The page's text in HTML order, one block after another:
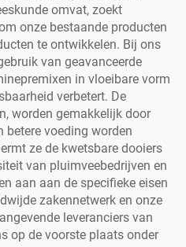
omvat, zoekt
onze bestaande producten
te ontwikkelen. Bij ons
van geavanceerde
in vloeibare vorm
verbetert. De
worden gemakkelijk door
betere voeding worden
ze de kwetsbare dooiers
van pluimveebedrijven en
aan aan de specifieke eisen
zakennetwerk en onze
leveranciers van
op de voorste plaats onder